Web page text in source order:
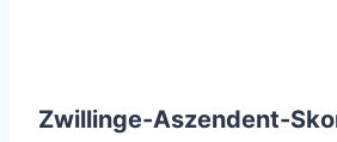
Zwillinge-Aszendent-